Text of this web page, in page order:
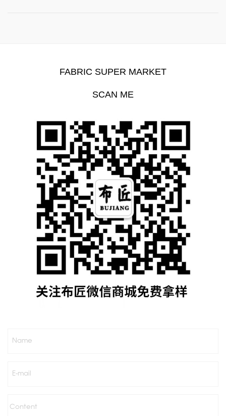
FABRIC SUPER MARKET
SCAN ME
Name
E-mail
Content